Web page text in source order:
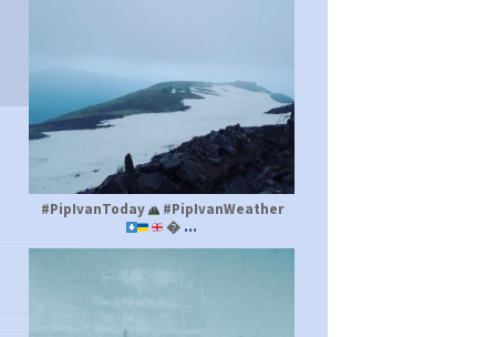
#PipIvanToday
#PipIvanWeather
 ...